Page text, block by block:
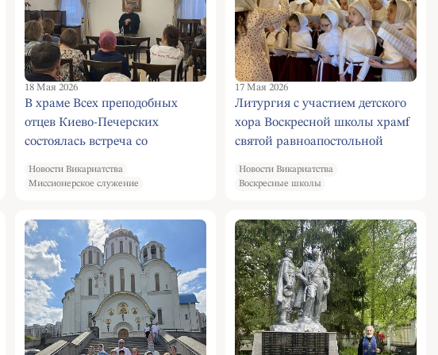
18 Мая 2026
В храме Всех преподобных
отцев Киево-Печерских
состоялась встреча со
Желтовым , посвященная теме
Церкви и в современной
практике».
Новости Викариатства
Миссионерское служение
17 Мая 2026
Литургия с участием детского
хора Воскресной школы храмf
святой равноапостольной
Новости Викариатства
Воскресные школы